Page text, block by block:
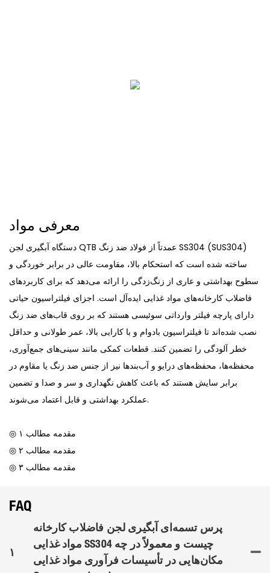
معرفی مواد
دستگاه آبگیری لجن QTB عمدتاً از فولاد ضد زنگ SS304 (SUS304)
ساخته شده است که استحکام بالا، مقاومت عالی در برابر خوردگی و
سطوح بهداشتی و عاری از زنگ‌زدگی را ارائه می‌دهد که برای کاربردهای
فاضلاب کارخانه‌های مواد غذایی ایده‌آل است. اجزای فیلتراسیون حیاتی
دارای پارچه فیلتر وارداتی سوئیسی هستند که بر روی قاب‌های ضد زنگ
نصب شده‌اند تا فیلتراسیون بادوام و با کارایی بالا، عمر طولانی و حداقل
خطر آلودگی را تضمین کنند. قطعات کمکی مانند سینی‌های جمع‌آوری،
محفظه‌ها، محفظه‌های درایو و آب‌بندها نیز از جنس ضد زنگ یا مقاوم در
برابر سایش هستند که باعث کاهش نگهداری و سر و صدا و تضمین
عملکرد بهداشتی و قابل اعتماد می‌شوند.
◎ مقدمه مطالب ۱
◎ مقدمه مطالب ۲
◎ مقدمه مطالب ۳
FAQ
۱
پرس تسمه‌ای آبگیری لجن فاضلاب کارخانه
مواد غذایی SS304 چیست و معمولاً در چه
مکان‌هایی در تأسیسات فرآوری مواد غذایی